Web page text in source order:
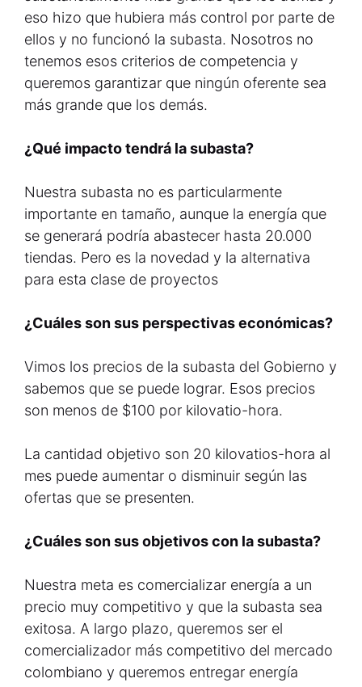
eso hizo que hubiera más control por parte de
ellos y no funcionó la subasta. Nosotros no
tenemos esos criterios de competencia y
queremos garantizar que ningún oferente sea
más grande que los demás.
¿Qué impacto tendrá la subasta?
Nuestra subasta no es particularmente
importante en tamaño, aunque la energía que
se generará podría abastecer hasta 20.000
tiendas. Pero es la novedad y la alternativa
para esta clase de proyectos
¿Cuáles son sus perspectivas económicas?
Vimos los precios de la subasta del Gobierno y
sabemos que se puede lograr. Esos precios
son menos de $100 por kilovatio-hora.
La cantidad objetivo son 20 kilovatios-hora al
mes puede aumentar o disminuir según las
ofertas que se presenten.
¿Cuáles son sus objetivos con la subasta?
Nuestra meta es comercializar energía a un
precio muy competitivo y que la subasta sea
exitosa. A largo plazo, queremos ser el
comercializador más competitivo del mercado
colombiano y queremos entregar energía